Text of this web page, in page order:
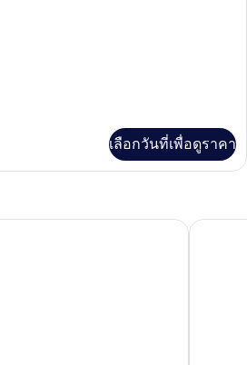
เลือกวันที่เพื่อดูราคา
โซเฟีย โ